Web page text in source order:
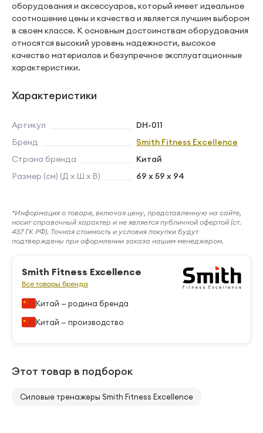
оборудования и аксессуаров, который имеет идеальное
соотношение цены и качества и является лучшим выбором
в своем классе. К основным достоинствам оборудования
относятся высокий уровень надежности, высокое
качество материалов и безупречное эксплуатационные
характеристики.
Характеристики
Артикул
DH-011
Бренд
Smith Fitness Excellence
Страна бренда
Китай
Размер (см) (Д х Ш х В)
69 x 59 x 94
*Информация о товаре, включая цену, представленную на сайте,
носит справочный характер и не является публичной офертой (ст.
437 ГК РФ). Точная стоимость и условия покупки будут
подтверждены при оформлении заказа нашим менеджером.
Smith Fitness Excellence
Все товары бренда
Китай — родина бренда
Китай — производство
Этот товар в подборок
Силовые тренажеры Smith Fitness Excellence